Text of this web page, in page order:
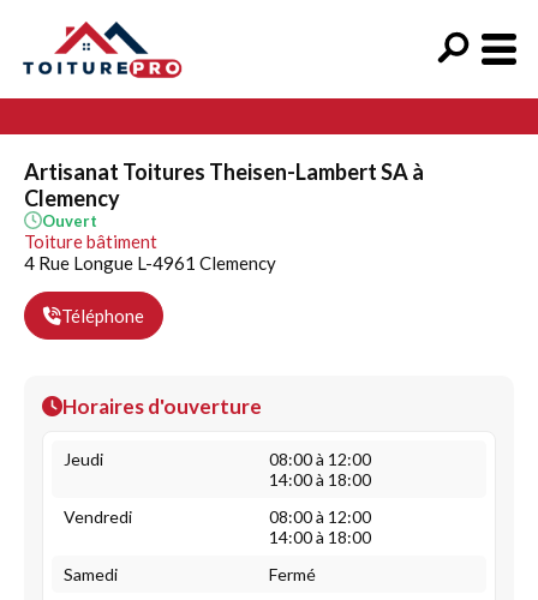
Artisanat Toitures Theisen-Lambert SA à
Clemency
Ouvert
Toiture bâtiment
4 Rue Longue L-4961 Clemency
Téléphone
Horaires d'ouverture
Jeudi
08:00 à 12:00
14:00 à 18:00
Vendredi
08:00 à 12:00
14:00 à 18:00
Samedi
Fermé